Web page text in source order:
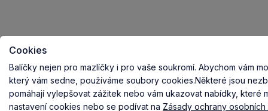
Cookies
Balíčky nejen pro mazlíčky i pro vaše soukromí. Abychom vám
který vám sedne, používáme soubory cookies.Některé jsou
pomáhají vylepšovat zážitek nebo vám ukazovat nabídky, které
nastavení cookies nebo se podívat na Zásady ochrany osobních